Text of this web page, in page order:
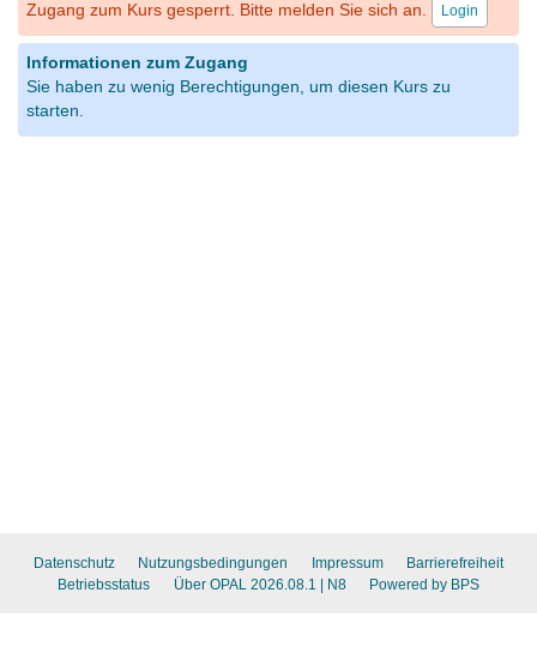
Zugang zum Kurs gesperrt. Bitte melden Sie sich an. Login
Informationen zum Zugang
Sie haben zu wenig Berechtigungen, um diesen Kurs zu
starten.
Datenschutz Nutzungsbedingungen Impressum
Barrierefreiheit
Betriebsstatus
Über OPAL 2026.08.1 | N8 Powered by BPS